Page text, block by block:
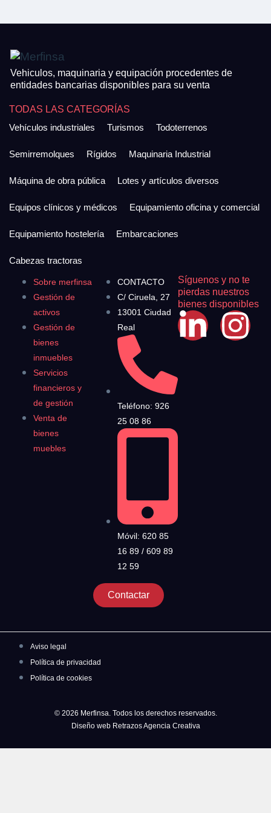
Vehiculos, maquinaria y equipación procedentes de
entidades bancarias disponibles para su venta
Sobre merfinsa
Gestión de
activos
Gestión de
bienes
inmuebles
Servicios
financieros y
de gestión
Venta de
bienes
muebles
CONTACTO
C/ Ciruela, 27
13001 Ciudad
Real
Teléfono: 926
25 08 86
Móvil: 620 85
16 89 / 609 89
12 59
Contactar
Síguenos y no te
pierdas nuestros
bienes disponibles
TODAS LAS CATEGORÍAS
Vehículos industriales
Turismos Todoterrenos
Semirremolques Rígidos Maquinaria Industrial
Máquina de obra pública Lotes y artículos diversos
Equipos clínicos y médicos Equipamiento oficina y comercial
Equipamiento hostelería Embarcaciones
Cabezas tractoras
Aviso legal
Política de privacidad
Política de cookies
© 2026 Merfinsa. Todos los derechos reservados.
Diseño web Retrazos Agencia Creativa